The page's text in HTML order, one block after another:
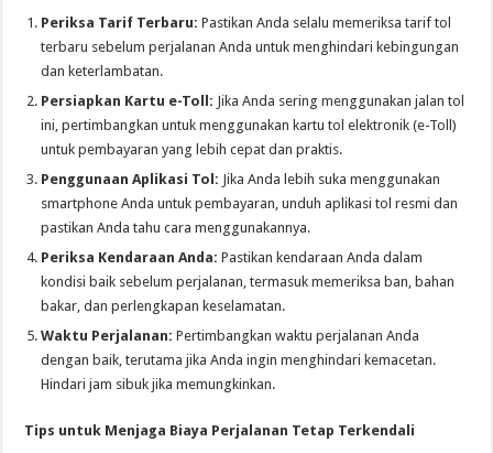
Periksa Tarif Terbaru: Pastikan Anda selalu memeriksa tarif tol
terbaru sebelum perjalanan Anda untuk menghindari kebingungan
dan keterlambatan.
Persiapkan Kartu e-Toll: Jika Anda sering menggunakan jalan tol
ini, pertimbangkan untuk menggunakan kartu tol elektronik (e-Toll)
untuk pembayaran yang lebih cepat dan praktis.
Penggunaan Aplikasi Tol: Jika Anda lebih suka menggunakan
smartphone Anda untuk pembayaran, unduh aplikasi tol resmi dan
pastikan Anda tahu cara menggunakannya.
Periksa Kendaraan Anda: Pastikan kendaraan Anda dalam
kondisi baik sebelum perjalanan, termasuk memeriksa ban, bahan
bakar, dan perlengkapan keselamatan.
Waktu Perjalanan: Pertimbangkan waktu perjalanan Anda
dengan baik, terutama jika Anda ingin menghindari kemacetan.
Hindari jam sibuk jika memungkinkan.
Tips untuk Menjaga Biaya Perjalanan Tetap Terkendali